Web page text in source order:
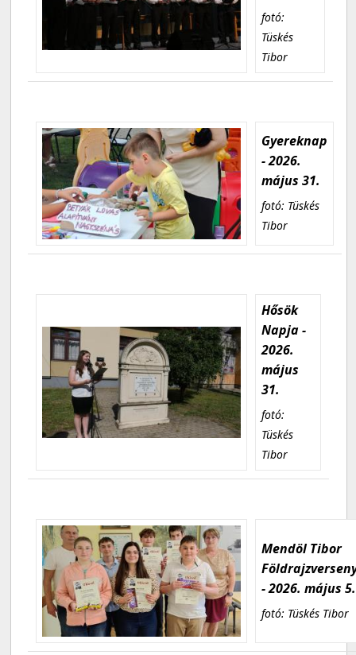
fotó:
Tüskés
Tibor
Gyereknap
- 2026.
május 31.
fotó: Tüskés
Tibor
Hősök
Napja -
2026.
május
31.
fotó:
Tüskés
Tibor
Mendöl Tibor
- 2026. május 5.
fotó: Tüskés Tibor